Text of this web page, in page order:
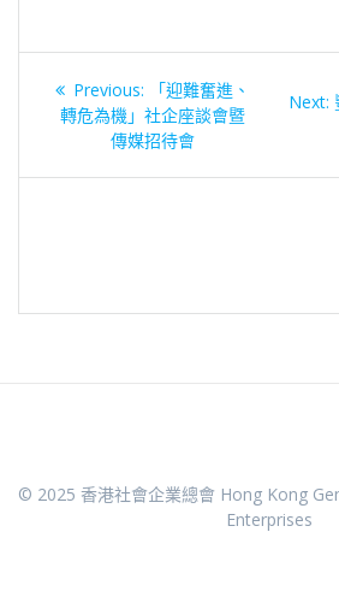
文
導
Previous:
Previous
post:
「迎難奮進、
轉危為機」社企座談會暨
傳媒招待會
Next:
© 2025 香港社會企業總會 Hong Kong
Enterprises